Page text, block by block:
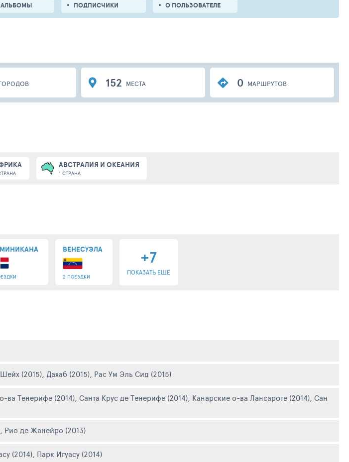
ПОДПИСЧИКИ О ПОЛЬЗОВАТЕЛЕ
152 МЕСТА 0 МАРШРУТОВ
АВСТРАЛИЯ И ОКЕАНИЯ
1 СТРАНА
ВЕНЕСУЭЛА
2 ПОЕЗДКИ
+7
ПОКАЗАТЬ ЕЩЁ
(2015) Дахаб (2015) Рас Ум Эль Сид (2015)
ва Тенерифе (2014) Санта Крус де Тенерифе (2014) Канарские о-ва Лансароте (2014) Сан
Рио де Жанейро (2013)
(2014) Парк Игуасу (2014)